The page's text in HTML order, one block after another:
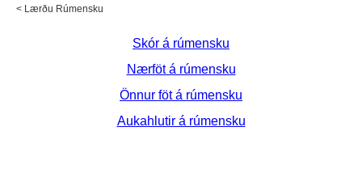
< Lærðu Rúmensku
Skór á rúmensku
Nærföt á rúmensku
Önnur föt á rúmensku
Aukahlutir á rúmensku